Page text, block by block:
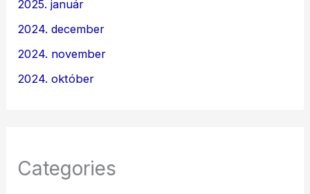
2025. január
2024. december
2024. november
2024. október
Categories